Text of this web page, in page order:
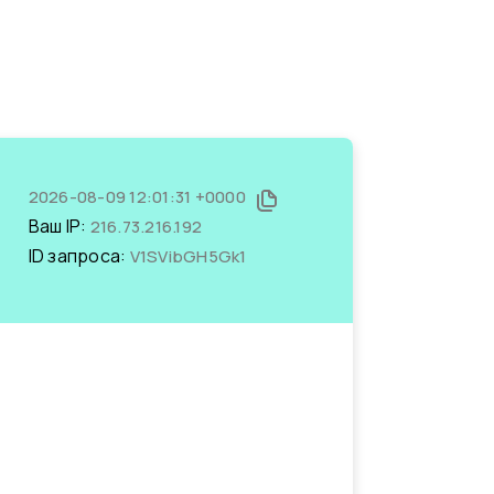
2026-08-09 12:01:31 +0000
Ваш IP: 216.73.216.192
ID запроса: V1SVibGH5Gk1